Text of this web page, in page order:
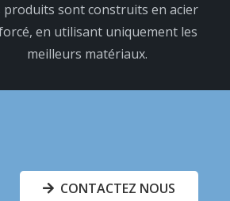
produits sont construits en acier
en utilisant uniquement les
meilleurs matériaux.
CONTACTEZ NOUS